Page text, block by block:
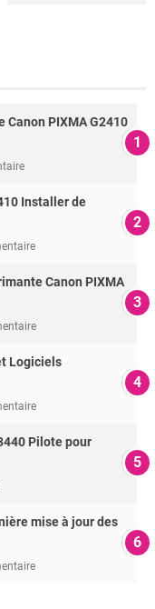
Canon PIXMA G2410
Installer de
Canon PIXMA
Logiciels
Pilote pour
mise à jour des